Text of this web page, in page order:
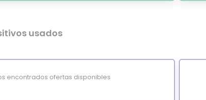
usados
encontrados ofertas disponibles